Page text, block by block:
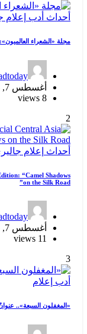
أحداث أدب إعلام
مجلة «الشعراء
أغسطس 7, 2026
8 views
2
أحداث إعلام
“Camel Shadows
on the Silk Road”
أغسطس 7, 2026
11 views
3
أدب إعلام
«المغفلون السبعة»..